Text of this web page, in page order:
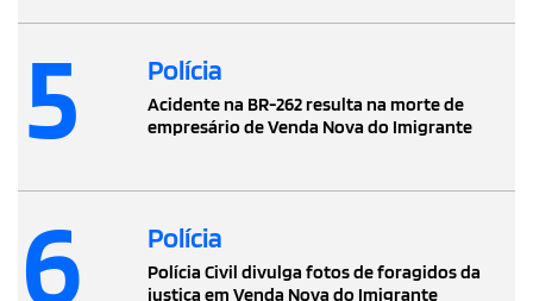
5 Polícia
Acidente na BR-262 resulta na morte de
empresário de Venda Nova do Imigrante
6 Polícia
Polícia Civil divulga fotos de foragidos da
justiça em Venda Nova do Imigrante